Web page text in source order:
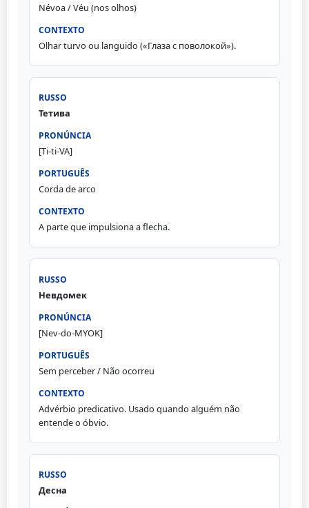
Névoa / Véu (nos olhos)
Olhar turvo ou languido («Глаза с поволокой»).
Тетива
[Ti-ti-VA]
Corda de arco
A parte que impulsiona a flecha.
Невдомек
[Nev-do-MYOK]
Sem perceber / Não ocorreu
Advérbio predicativo. Usado quando alguém não
entende o óbvio.
Десна